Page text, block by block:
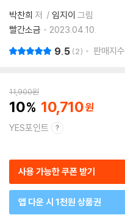
박찬희 저 임지이 그림
빨간소금
2023.04.10.
9.5 2 판매지수
11,900원
10 10,710
YES포인트
사용 가능한 쿠폰 받기
앱 다운 시 1천원 상품권